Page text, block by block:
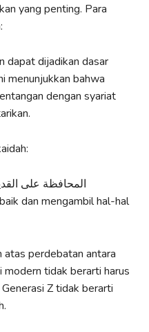
yang penting. Para
menunjukkan bahwa
dengan syariat
dan mengambil hal-hal
atas perdebatan antara
tidak berarti harus
Z tidak berarti